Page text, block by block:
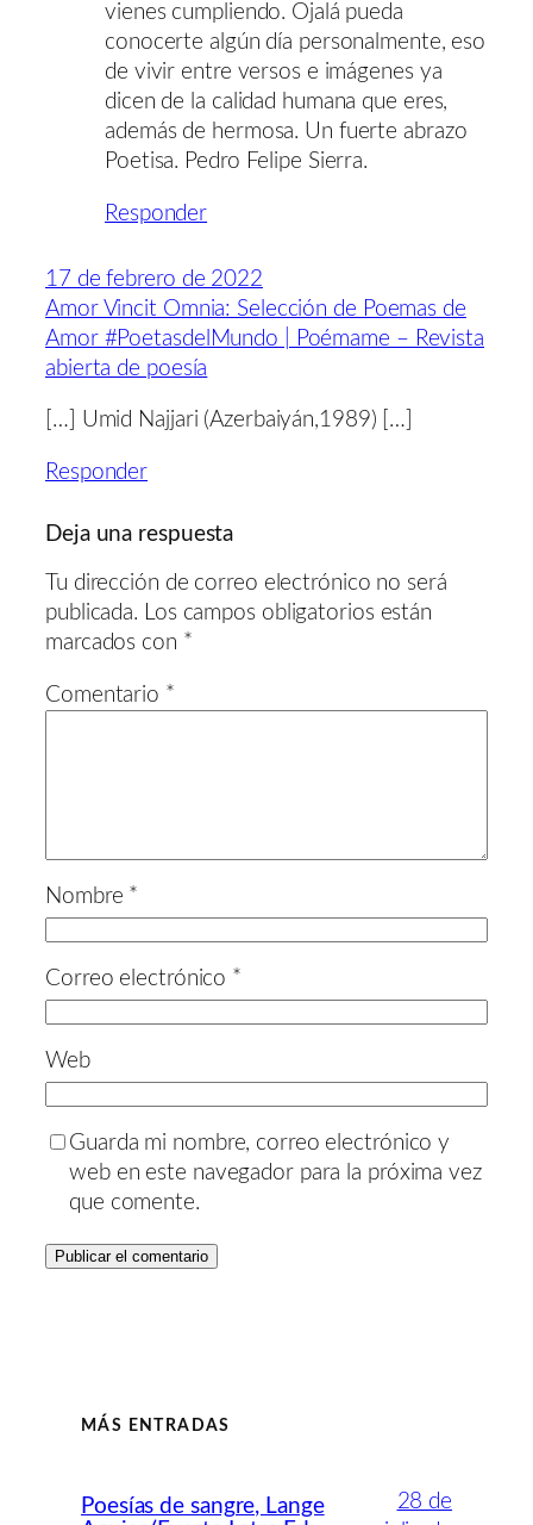
vienes cumpliendo. Ojalá pueda
conocerte algún día personalmente, eso
de vivir entre versos e imágenes ya
dicen de la calidad humana que eres,
además de hermosa. Un fuerte abrazo
Poetisa. Pedro Felipe Sierra.
Responder
17 de febrero de 2022
Amor Vincit Omnia: Selección de Poemas de
Amor #PoetasdelMundo | Poémame – Revista
abierta de poesía
[…] Umid Najjari (Azerbaiyán,1989) […]
Responder
Deja una respuesta
Tu dirección de correo electrónico no será
publicada. Los campos obligatorios están
marcados con *
Comentario *
Nombre *
Correo electrónico *
Web
Guarda mi nombre, correo electrónico y
web en este navegador para la próxima vez
que comente.
MÁS ENTRADAS
Poesías de sangre, Lange
28 de